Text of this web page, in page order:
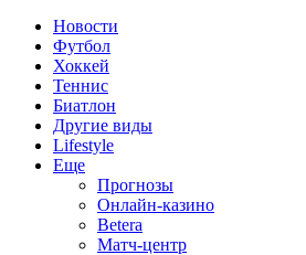
Новости
Футбол
Хоккей
Теннис
Биатлон
Другие виды
Lifestyle
Еще
Прогнозы
Онлайн-казино
Betera
Матч-центр